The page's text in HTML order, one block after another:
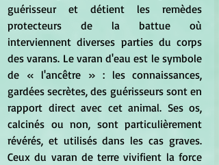
guérisseur et détient les remèdes
protecteurs de la battue où
interviennent diverses parties du corps
des varans. Le varan d'eau est le symbole
de « l'ancêtre » : les connaissances,
gardées secrètes, des guérisseurs sont en
rapport direct avec cet animal. Ses os,
calcinés ou non, sont particulièrement
révérés, et utilisés dans les cas graves.
Ceux du varan de terre vivifient la force